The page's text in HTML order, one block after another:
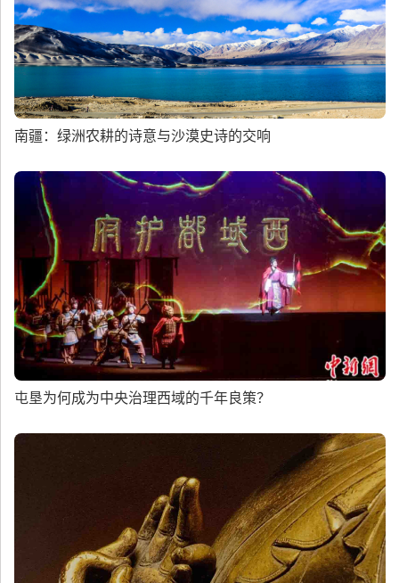
南疆：绿洲农耕的诗意与沙漠史诗的交响
屯垦为何成为中央治理西域的千年良策？